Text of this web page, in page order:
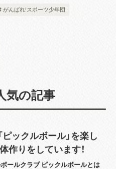
て、サッカーに臨んでほしいです
。 ちょこっと...
がんばれ!スポーツ少年団
気の記事
ピックルボール」を楽し
作りをしています！
ールクラブ ピックルボールとは